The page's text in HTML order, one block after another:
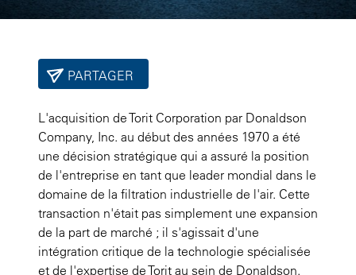
PARTAGER
L'acquisition de Torit Corporation par Donaldson
Company, Inc. au début des années 1970 a été
une décision stratégique qui a assuré la position
de l'entreprise en tant que leader mondial dans le
domaine de la filtration industrielle de l'air. Cette
transaction n'était pas simplement une expansion
de la part de marché ; il s'agissait d'une
intégration critique de la technologie spécialisée
et de l'expertise de Torit au sein de Donaldson.